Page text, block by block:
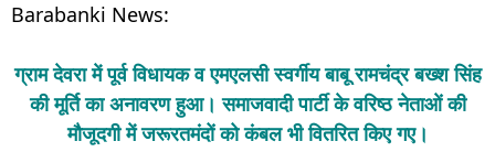
Barabanki News:
ग्राम देवरा में पूर्व विधायक व एमएलसी स्वर्गीय बाबू रामचंद्र बख्श सिंह
की मूर्ति का अनावरण हुआ। समाजवादी पार्टी के वरिष्ठ नेताओं की
मौजूदगी में जरूरतमंदों को कंबल भी वितरित किए गए।